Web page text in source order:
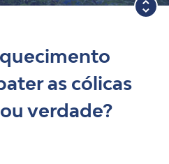
as cólicas
verdade?